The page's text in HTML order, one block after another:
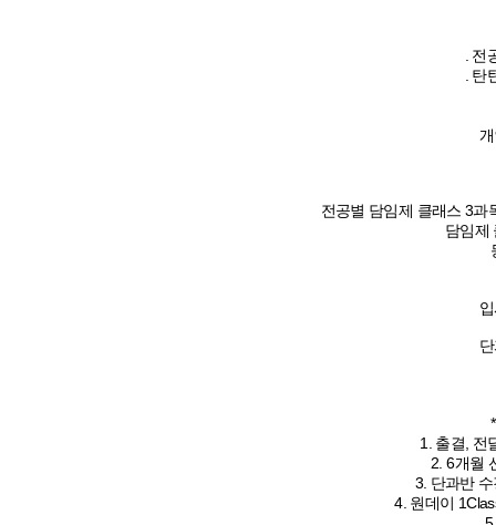
.
.
전공별 담임제 클래스 3과
담임제
1. 출결, 전
2. 6개월
3. 단과반
4. 원데이